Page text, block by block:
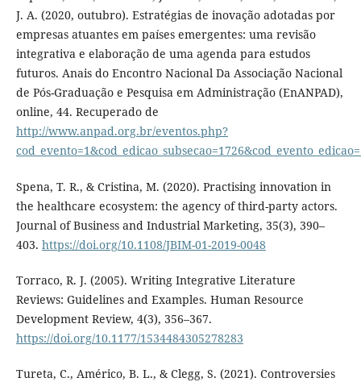
J. A. (2020, outubro). Estratégias de inovação adotadas por
empresas atuantes em países emergentes: uma revisão
integrativa e elaboração de uma agenda para estudos
futuros. Anais do Encontro Nacional Da Associação Nacional
de Pós-Graduação e Pesquisa em Administração (EnANPAD),
online, 44. Recuperado de
http://www.anpad.org.br/eventos.php?
Spena, T. R., & Cristina, M. (2020). Practising innovation in
the healthcare ecosystem: the agency of third-party actors.
Journal of Business and Industrial Marketing, 35(3), 390–
403. https://doi.org/10.1108/JBIM-01-2019-0048
Torraco, R. J. (2005). Writing Integrative Literature
Reviews: Guidelines and Examples. Human Resource
Development Review, 4(3), 356–367.
https://doi.org/10.1177/1534484305278283
Tureta, C., Américo, B. L., & Clegg, S. (2021). Controversies